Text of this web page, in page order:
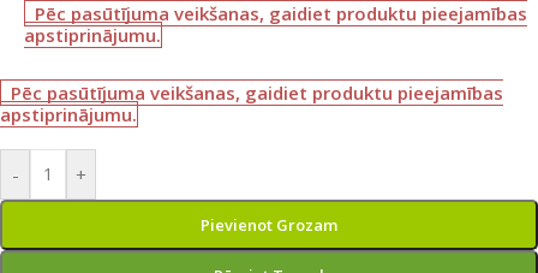
Pēc pasūtījuma veikšanas, gaidiet produktu pieejamības
apstiprinājumu.
Pēc pasūtījuma veikšanas, gaidiet produktu pieejamības
apstiprinājumu.
- +
Pievienot Grozam